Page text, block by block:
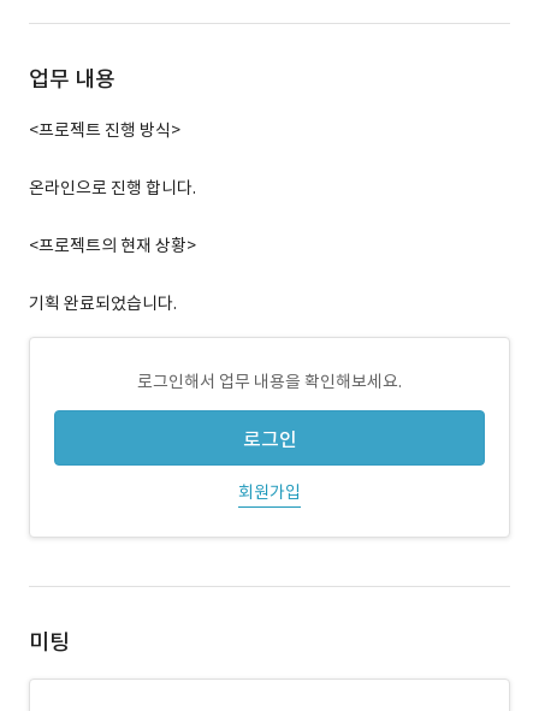
업무 내용
<프로젝트 진행 방식>
온라인으로 진행 합니다.
<프로젝트의 현재 상황>
기획 완료되었습니다.
로그인해서 업무 내용을 확인해보세요.
로그인
회원가입
미팅